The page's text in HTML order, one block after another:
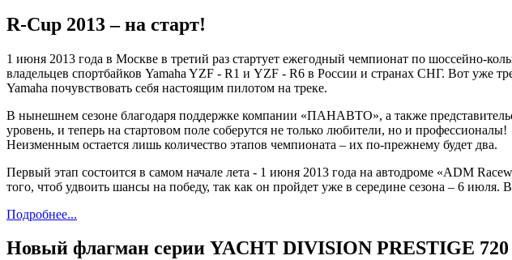
R-Cup 2013 – на старт!
1 июня 2013 года в Москве в третий раз стартует ежегодный чемпионат по шоссейно-
владельцев спортбайков Yamaha YZF - R1 и YZF - R6 в России и странах СНГ. Вот уже
Yamaha почувствовать себя настоящим пилотом на треке.
В нынешнем сезоне благодаря поддержке компании «ПАНАВТО», а также
уровень, и теперь на стартовом поле соберутся не только любители, но и профессионалы!
Неизменным остается лишь количество этапов чемпионата – их по-прежнему будет два.
Первый этап состоится в самом начале лета - 1 июня 2013 года на автодроме «ADM
того, чтоб удвоить шансы на победу, так как он пройдет уже в середине сезона – 6 июля.
Подробнее...
Новый флагман серии YACHT DIVISION PRESTIGE 720